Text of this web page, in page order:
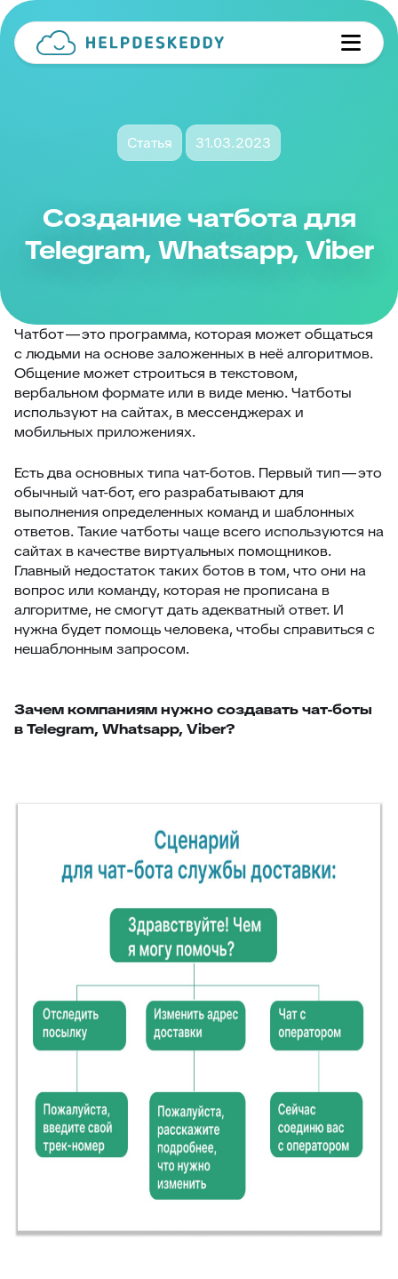
Статья 31.03.2023
Создание чатбота для
Telegram, Whatsapp, Viber
Чатбот — это программа, которая может общаться
с людьми на основе заложенных в неё алгоритмов.
Общение может строиться в текстовом,
вербальном формате или в виде меню. Чатботы
используют на сайтах, в мессенджерах и
мобильных приложениях.
Есть два основных типа чат-ботов. Первый тип — это
обычный чат-бот, его разрабатывают для
выполнения определенных команд и шаблонных
ответов. Такие чатботы чаще всего используются на
сайтах в качестве виртуальных помощников.
Главный недостаток таких ботов в том, что они на
вопрос или команду, которая не прописана в
алгоритме, не смогут дать адекватный ответ. И
нужна будет помощь человека, чтобы справиться с
нешаблонным запросом.
Зачем компаниям нужно создавать чат-боты
в Telegram, Whatsapp, Viber?